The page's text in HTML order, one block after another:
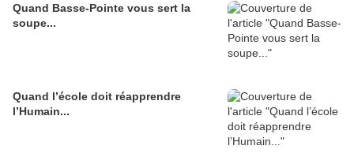
Quand Basse-Pointe vous sert la
soupe...
Quand l’école doit réapprendre
l’Humain...